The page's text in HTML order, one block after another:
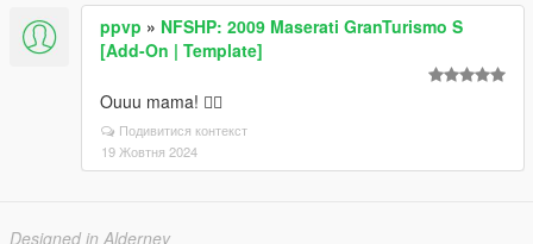
ppvp » NFSHP: 2009 Maserati GranTurismo S
[Add-On | Template]
Ouuu mama! ❤️‍🔥
Подивитися контекст
19 Жовтня 2024
Designed in Alderney